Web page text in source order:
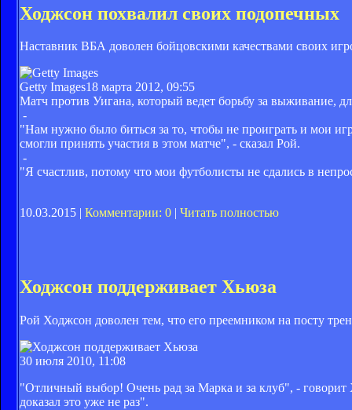
Ходжсон похвалил своих подопечных
Наставник ВБА доволен бойцовскими качествами своих
Getty Images18 марта 2012, 09:55
Матч против Уигана, который ведет борьбу за выживание,
-
"Нам нужно было биться за то, чтобы не проиграть и мои
смогли принять участия в этом матче", - сказал Рой.
-
"Я счастлив, потому что мои футболисты не сдались в
10.03.2015 | Комментарии: 0 | Читать полностью
Ходжсон поддерживает Хьюза
Рой Ходжсон доволен тем, что его преемником на посту
30 июля 2010, 11:08
"Отличный выбор! Очень рад за Марка и за клуб", -
доказал это уже не раз".